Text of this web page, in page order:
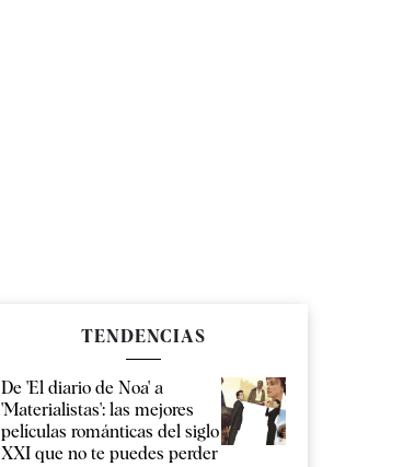
TENDENCIAS
De 'El diario de Noa' a
'Materialistas': las mejores
películas románticas del siglo
XXI que no te puedes perder